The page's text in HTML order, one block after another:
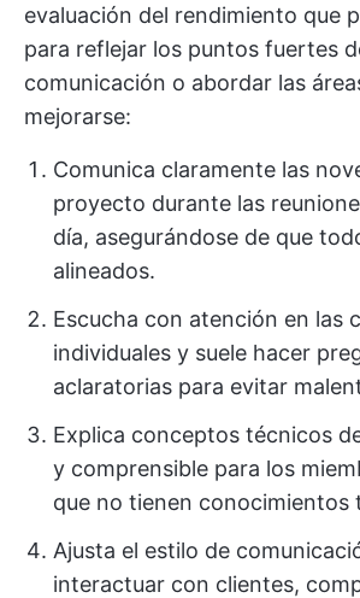
evaluación del rendimiento que
para reflejar los puntos fuertes
comunicación o abordar las
mejorarse:
Comunica claramente las
proyecto durante las
día, asegurándose de que
alineados.
Escucha con atención en las
individuales y suele hacer
aclaratorias para evitar
Explica conceptos técnicos
y comprensible para los
que no tienen conocimientos
Ajusta el estilo de
interactuar con clientes,